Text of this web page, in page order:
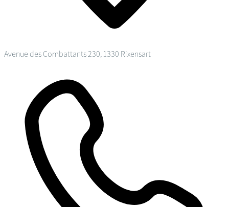
Avenue des Combattants 230, 1330 Rixensart